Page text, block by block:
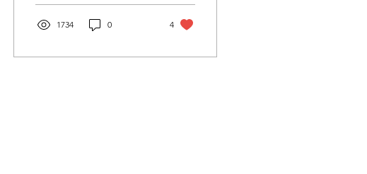
1734 0 4